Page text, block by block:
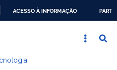
CONTEÚDO
ACESSO À INFORMAÇÃO